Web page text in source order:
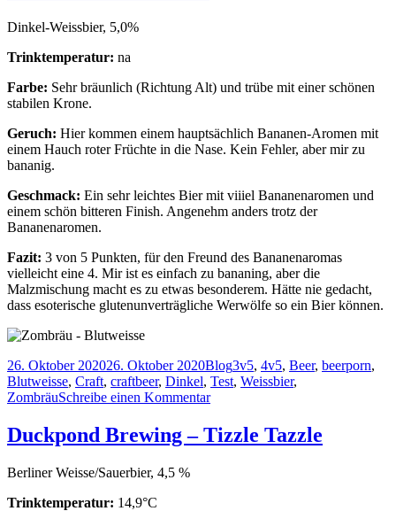
Dinkel-Weissbier, 5,0%
Trinktemperatur: na
Farbe: Sehr bräunlich (Richtung Alt) und trübe mit einer schönen
stabilen Krone.
Geruch: Hier kommen einem hauptsächlich Bananen-Aromen mit
einem Hauch roter Früchte in die Nase. Kein Fehler, aber mir zu
bananig.
Geschmack: Ein sehr leichtes Bier mit viiiel Bananenaromen und
einem schön bitteren Finish. Angenehm anders trotz der
Bananenaromen.
Fazit: 3 von 5 Punkten, für den Freund des Bananenaromas
vielleicht eine 4. Mir ist es einfach zu bananing, aber die
Malzmischung macht es zu etwas besonderem. Hätte nie gedacht,
dass esoterische glutenunverträgliche Werwölfe so ein Bier können.
Veröffentlicht
am
26. Oktober 202026. Oktober 2020Kategorien
BlogSchlagwörter
3v5, 4v5, Beer, beerporn,
Blutweisse, Craft, craftbeer, Dinkel, Test, Weissbier,
ZombräuSchreibe einen Kommentarzu
–
Blutweisse
Duckpond Brewing – Tizzle Tazzle
Berliner Weisse/Sauerbier, 4,5 %
Trinktemperatur: 14,9°C